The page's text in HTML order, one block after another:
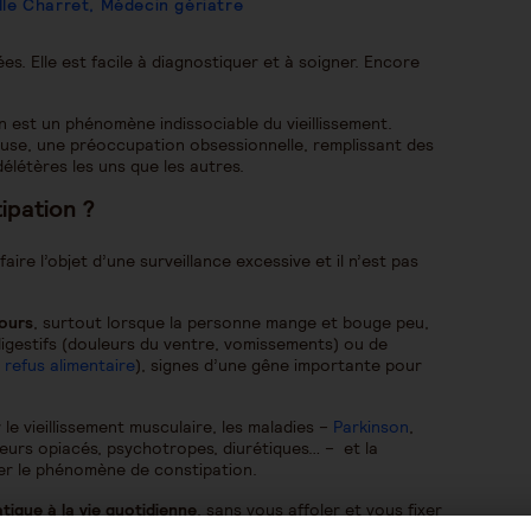
Charret, Médecin gériatre
Elle est facile à diagnostiquer et à soigner. Encore
un phénomène indissociable du vieillissement.
une préoccupation obsessionnelle, remplissant des
les uns que les autres.
?
l’objet d’une surveillance excessive et il n’est pas
, surtout lorsque la personne mange et bouge peu,
(douleurs du ventre, vomissements) ou de
refus alimentaire), signes d’une gêne importante pour
vieillissement musculaire, les maladies – Parkinson,
opiacés, psychotropes, diurétiques… – et la
le phénomène de constipation.
à la vie quotidienne, sans vous affoler et vous fixer